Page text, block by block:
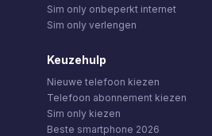
Sim only onbeperkt internet
Sim only verlengen
Keuzehulp
Nieuwe telefoon kiezen
Telefoon abonnement kiezen
Sim only kiezen
Beste smartphone 2026